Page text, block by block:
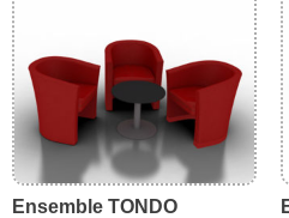
Ensemble TONDO